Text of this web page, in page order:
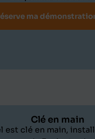
ma
Clé en main
est clé en main,